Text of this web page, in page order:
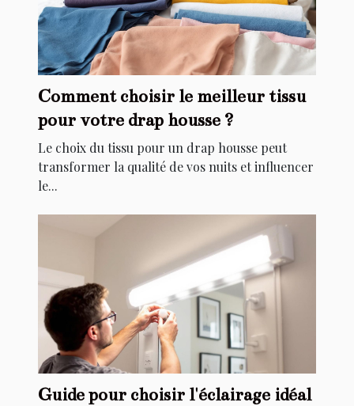
Comment choisir le meilleur tissu
pour votre drap housse ?
Le choix du tissu pour un drap housse peut
transformer la qualité de vos nuits et influencer
le...
Guide pour choisir l'éclairage idéal